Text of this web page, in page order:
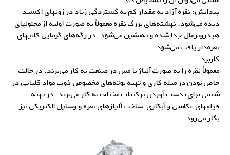
پیدایش: نقره آزاد به مقدار کم به گستردگی زیاد در زونهای اکسید
دیده می‌شود. نهشته‌های بزرگ نقره معمولاً به صورت اولیه از محلولهای
هیدروترمال جدا شده و ته‌‌نشین می‌شود. در رگه‌های گرمایی کانیهای
نقره‌دار یافت می‌شود.
کاربرد:
معمولاً نقره را به صورت آلیاژ با مس در صنعت به کار می‌برند. در حالت
خاص بودن در میله کاری و تهیه بوته‌های مخصوص ذوب مواد قلیایی در
شیمی برای بدست آوردن ترکیبات مختلف به کار می‌برند. در تهیه
فیلمهای عکاسی و آبکاری، ساختآلیاژهای نقرهو وسایل الکتریکی نیز
بکار می‌رود.